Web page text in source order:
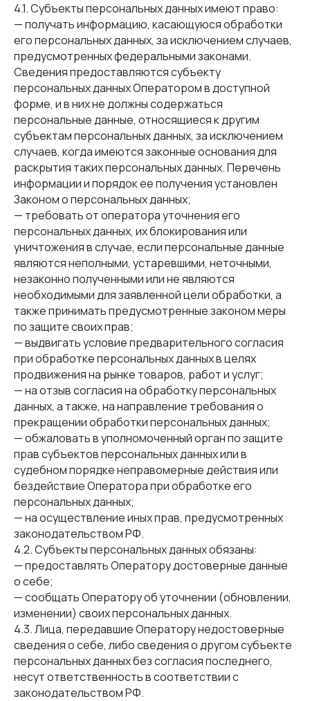
4.1. Субъекты персональных данных имеют право:
— получать информацию, касающуюся обработки
его персональных данных, за исключением случаев,
предусмотренных федеральными законами.
Сведения предоставляются субъекту
персональных данных Оператором в доступной
форме, и в них не должны содержаться
персональные данные, относящиеся к другим
субъектам персональных данных, за исключением
случаев, когда имеются законные основания для
раскрытия таких персональных данных. Перечень
информации и порядок ее получения установлен
Законом о персональных данных;
— требовать от оператора уточнения его
персональных данных, их блокирования или
уничтожения в случае, если персональные данные
являются неполными, устаревшими, неточными,
незаконно полученными или не являются
необходимыми для заявленной цели обработки, а
также принимать предусмотренные законом меры
по защите своих прав;
— выдвигать условие предварительного согласия
при обработке персональных данных в целях
продвижения на рынке товаров, работ и услуг;
— на отзыв согласия на обработку персональных
данных, а также, на направление требования о
прекращении обработки персональных данных;
— обжаловать в уполномоченный орган по защите
прав субъектов персональных данных или в
судебном порядке неправомерные действия или
бездействие Оператора при обработке его
персональных данных;
— на осуществление иных прав, предусмотренных
законодательством РФ.
4.2. Субъекты персональных данных обязаны:
— предоставлять Оператору достоверные данные
о себе;
— сообщать Оператору об уточнении (обновлении,
изменении) своих персональных данных.
4.3. Лица, передавшие Оператору недостоверные
сведения о себе, либо сведения о другом субъекте
персональных данных без согласия последнего,
несут ответственность в соответствии с
законодательством РФ.